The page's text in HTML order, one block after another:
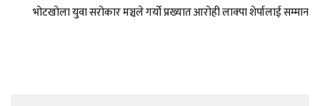
भोटखोला युवा सरोकार मञ्चले गर्यो प्रख्यात आरोही लाक्पा शेर्पालाई सम्मान